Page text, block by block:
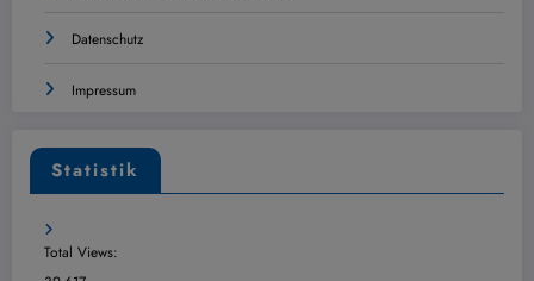
Datenschutz
Impressum
Statistik
Total Views: